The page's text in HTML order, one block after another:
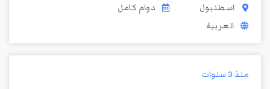
اسطنبول
دوام كامل
العربية
منذ 3 سنوات